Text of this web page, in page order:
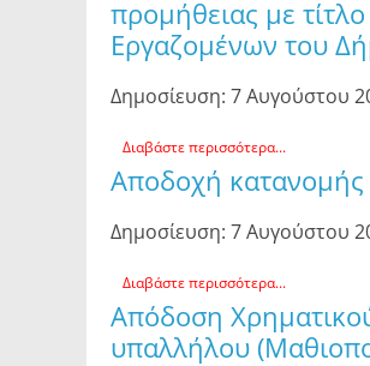
προμήθειας με
Εργαζομένων του
Δημοσίευση: 7 Αυγούστου
Διαβάστε περισσότερα...
Αποδοχή κατανομής
Δημοσίευση: 7 Αυγούστου
Διαβάστε περισσότερα...
Απόδοση
υπαλλήλου